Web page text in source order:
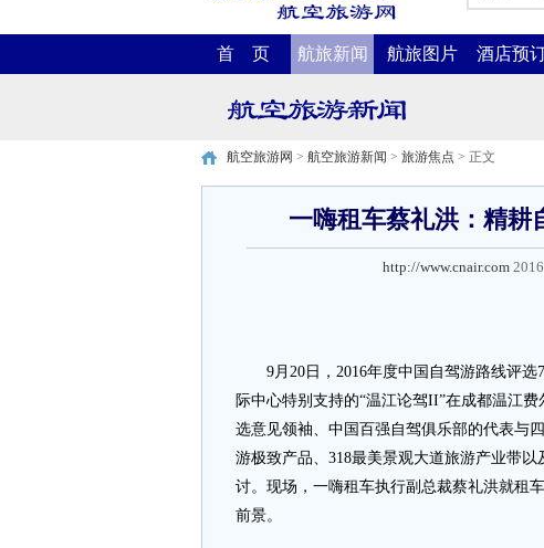
首 页 航旅新闻 航旅图片 酒店预
航空旅游网 > 航空旅游新闻 > 旅游焦点 > 正文
一嗨租车蔡礼洪：精耕
http://www.cnair.com
9月20日，2016年度中国自驾游路线评选
际中心特别支持的“温江论驾II”在成都温江
选意见领袖、中国百强自驾俱乐部的代表与
游极致产品、318最美景观大道旅游产业带
讨。现场，一嗨租车执行副总裁蔡礼洪就租
前景。